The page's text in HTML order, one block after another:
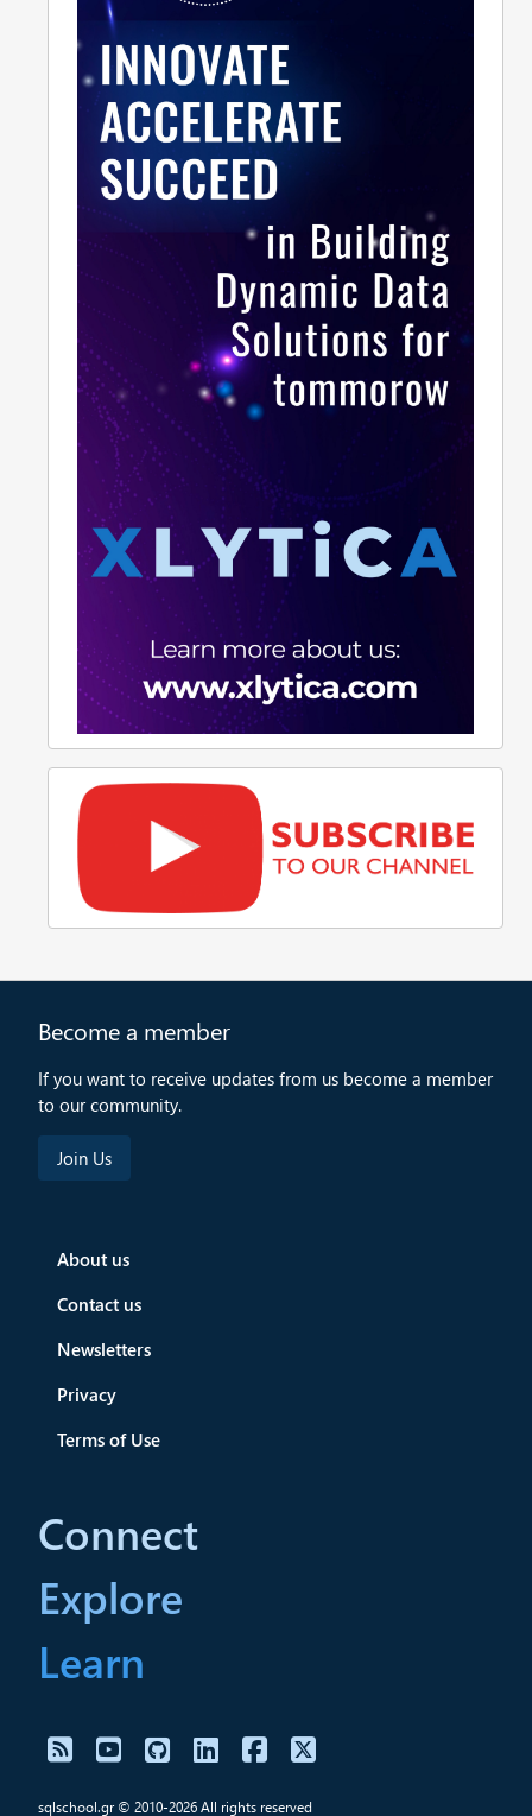
Become a member
If you want to receive updates from us become a member
to our community.
About us
Contact us
Newsletters
Privacy
Terms of Use
Connect
Explore
Learn
sqlschool.gr © 2010-2026 All rights reserved